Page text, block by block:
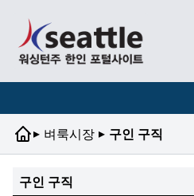
▸ 벼룩시장 ▸ 구인 구직
구인 구직